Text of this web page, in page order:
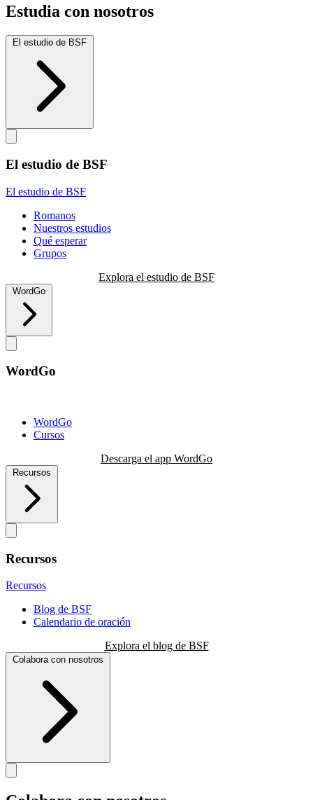
Estudia con nosotros
El estudio de BSF
El estudio de BSF
El estudio de BSF
Romanos
Nuestros estudios
Qué esperar
Grupos
Explora el estudio de BSF
WordGo
WordGo
WordGo
Cursos
Descarga el app WordGo
Recursos
Recursos
Recursos
Blog de BSF
Calendario de oración
Explora el blog de BSF
Colabora con nosotros